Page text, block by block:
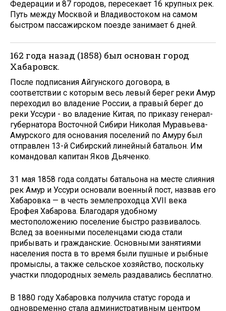
Федерации и 87 городов, пересекает 16 крупных рек.
Путь между Москвой и Владивостоком на самом
быстром пассажирском поезде занимает 6 дней.
162 года назад (1858) был основан город
Хабаровск.
После подписания Айгунского договора, в
соответствии с которым весь левый берег реки Амур
переходил во владение России, а правый берег до
реки Уссури - во владение Китая, по приказу генерал-
губернатора Восточной Сибири Николая Муравьева-
Амурского для основания поселений по Амуру был
отправлен 13-й Сибирский линейный батальон. Им
командовал капитан Яков Дьяченко.
31 мая 1858 года солдаты батальона на месте слияния
рек Амур и Уссури основали военный пост, назвав его
Хабаровка — в честь землепроходца XVII века
Ерофея Хабарова. Благодаря удобному
местоположению поселение быстро развивалось.
Вслед за военными поселенцами сюда стали
прибывать и гражданские. Основными занятиями
населения поста в то время были пушные и рыбные
промыслы, а также сельское хозяйство, поскольку
участки плодородных земель раздавались бесплатно.
В 1880 году Хабаровка получила статус города и
одновременно стала административным центром